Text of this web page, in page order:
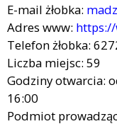
E-mail żłobka:
Adres www:
Telefon żłobka:
Liczba miejsc: 59
Godziny otwarcia:
16:00
Podmiot